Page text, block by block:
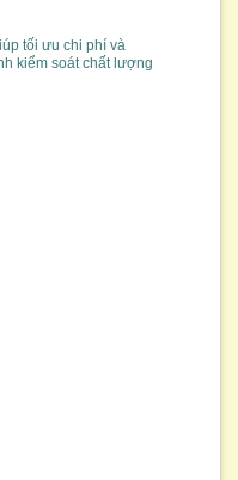
tối ưu chi phí và
kiểm soát chất lượng